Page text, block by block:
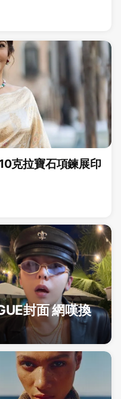
克拉寶石項鍊展印
封面 網嘆換